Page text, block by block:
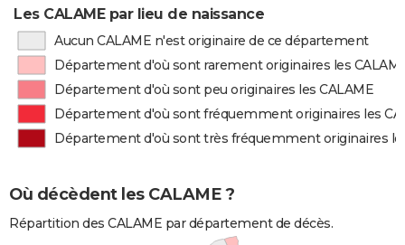
Les CALAME par lieu de naissance
Aucun CALAME n'est originaire de ce département
Département d'où sont rarement originaires les
Département d'où sont peu originaires les CALAME
Département d'où sont fréquemment originaires les
Département d'où sont très fréquemment originaires
Où décèdent les CALAME ?
Répartition des CALAME par département de décès.